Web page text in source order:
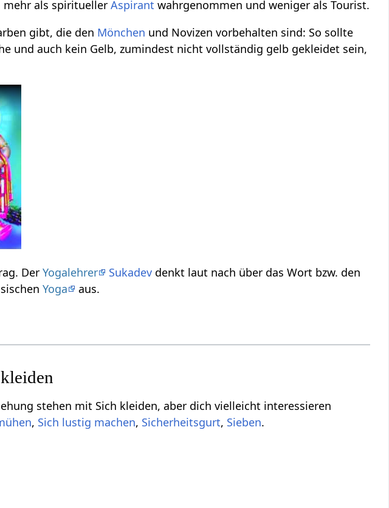
mehr als spirituellerAspirant wahrgenommen und weniger als Tourist.
gibt, die den Mönchen und Novizen vorbehalten sind: So sollte
und auch kein Gelb, zumindest nicht vollständig gelb gekleidet sein,
Kurzvortrag. DerYogalehrer Sukadev denkt laut nach über das Wort bzw. den
klassischenYoga aus.
kleiden‏‎, aber dich vielleicht interessieren
, , ,
.